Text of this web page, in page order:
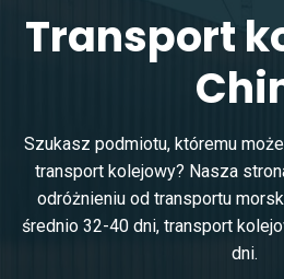
Transport k
Chi
Szukasz podmiotu, któremu
transport kolejowy? Nasza
odróżnieniu od transportu
średnio 32-40 dni, transport
dni.